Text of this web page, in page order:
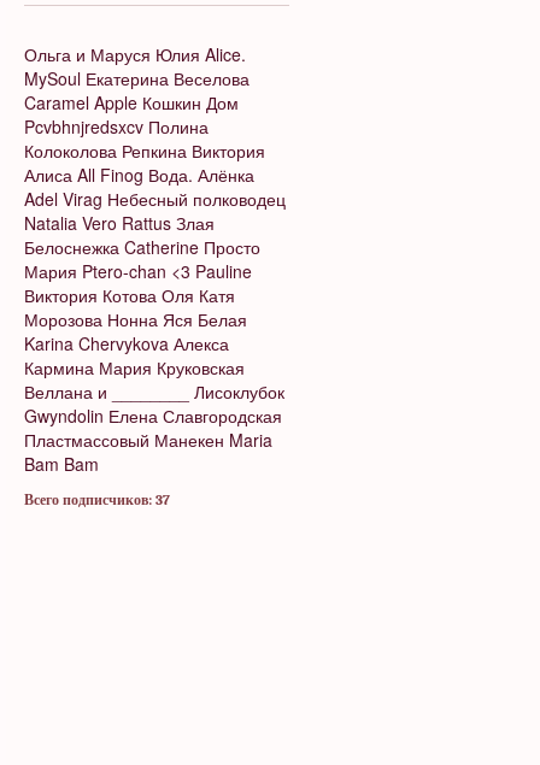
Ольга и Маруся Юлия Alice.
MySoul Екатерина Веселова
Caramel Apple Кошкин Дом
Pcvbhnjredsxcv Полина
Колоколова Репкина Виктория
Алиса All Finog Вода. Алёнка
Adel Virag Небесный полководец
Natalia Vero Rattus Злая
Белоснежка Catherine Просто
Мария Ptero-chan <3 Pauline
Виктория Котова Оля Катя
Морозова Нонна Яся Белая
Karina Chervykova Алекса
Кармина Мария Круковская
Веллана и ________
Лисоклубок
Gwyndolin Елена Славгородская
Пластмассовый Манекен Maria
Bam Bam
Всего подписчиков: 37